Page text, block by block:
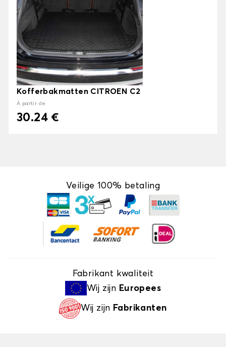
Kofferbakmatten CITROEN C2
À partir de
30.24 €
Veilige 100% betaling
Fabrikant kwaliteit
Wij zijn Europees
Wij zijn Fabrikanten